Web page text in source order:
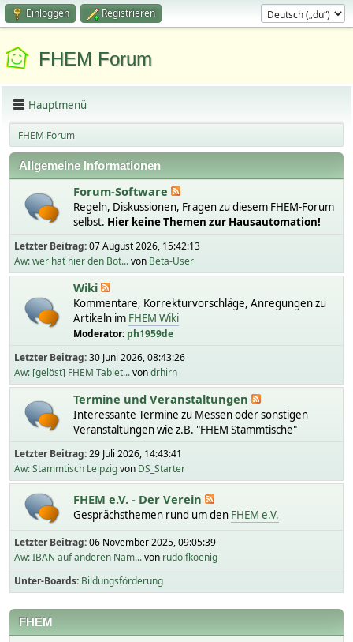
Einloggen Registrieren
FHEM Forum
Hauptmenü
FHEM Forum
Allgemeine Informationen
Forum-Software
Regeln, Diskussionen, Fragen zu diesem FHEM-Forum
selbst. Hier keine Themen zur Hausautomation!
Letzter Beitrag:07 August 2026, 15:42:13
Aw: wer hat hier den Bot...von Beta-User
Wiki
Kommentare, Korrekturvorschläge, Anregungen zu
Artikeln im FHEM Wiki
Moderator: ph1959de
Letzter Beitrag:30 Juni 2026, 08:43:26
Aw: [gelöst] FHEM Tablet...vondrhirn
Termine und Veranstaltungen
Interessante Termine zu Messen oder sonstigen
Veranstaltungen wie z.B. "FHEM Stammtische"
Letzter Beitrag:29 Juli 2026, 14:43:41
Aw: Stammtisch Leipzigvon DS_Starter
FHEM e.V. - Der Verein
Gesprächsthemen rund um den FHEM e.V.
Letzter Beitrag:06 November 2025, 09:05:39
Aw: IBAN auf anderen Nam...von rudolfkoenig
Unter-Boards Bildungsförderung
FHEM